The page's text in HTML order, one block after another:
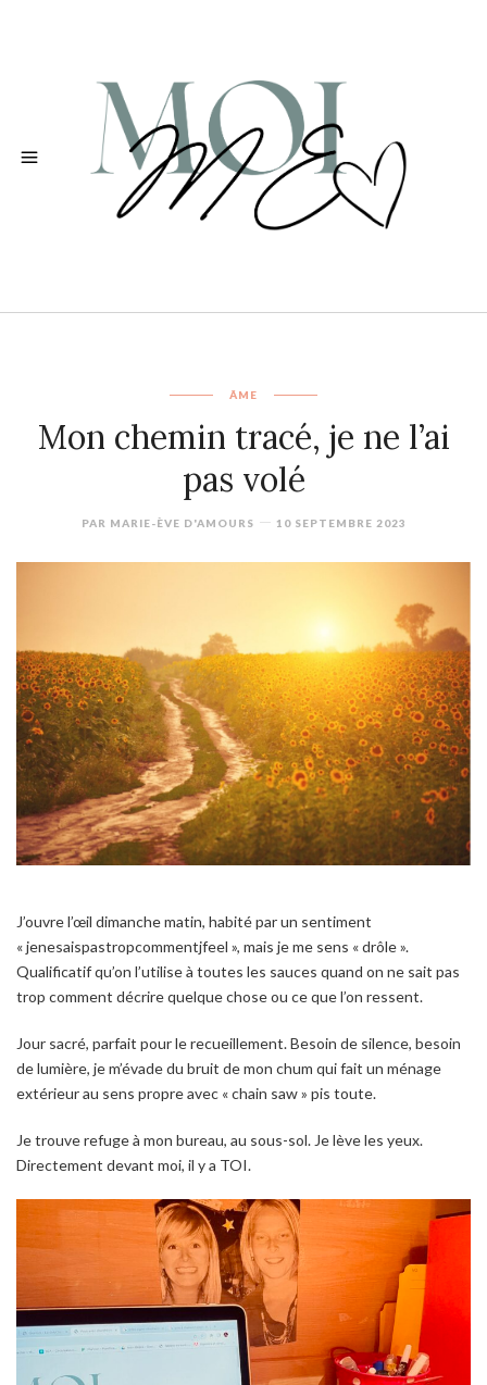
ÂME
Mon chemin tracé, je ne l’ai
pas volé
PAR MARIE-ÈVE D'AMOURS 10 SEPTEMBRE 2023
J’ouvre l’œil dimanche matin, habité par un sentiment
«jenesaispastropcommentjfeel », mais je me sens « drôle ».
Qualificatif qu’on l’utilise à toutes les sauces quand on ne sait pas
trop comment décrire quelque chose ou ce que l’on ressent.
Jour sacré, parfait pour le recueillement. Besoin de silence, besoin
de lumière, je m’évade du bruit de mon chum qui fait un ménage
extérieur au sens propre avec « chain saw » pis toute.
Je trouve refuge à mon bureau, au sous-sol. Je lève les yeux.
Directement devant moi, il y a TOI.